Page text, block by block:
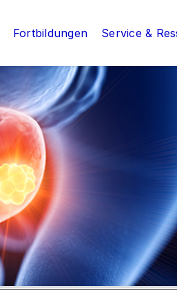
Fortbildungen Service &